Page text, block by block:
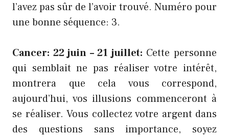
l’avez pas sûr de l’avoir trouvé. Numéro pour
une bonne séquence: 3.
Cancer: 22 juin – 21 juillet: Cette personne
qui semblait ne pas réaliser votre intérêt,
montrera que cela vous correspond,
aujourd’hui, vos illusions commenceront à
se réaliser. Vous collectez votre argent dans
des questions sans importance, soyez